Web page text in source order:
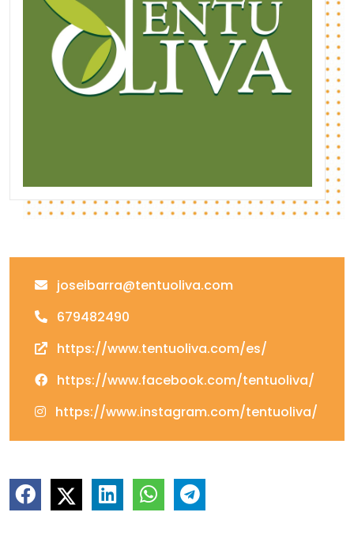
joseibarra@tentuoliva.com
679482490
https://www.tentuoliva.com/es/
https://www.facebook.com/tentuoliva/
https://www.instagram.com/tentuoliva/